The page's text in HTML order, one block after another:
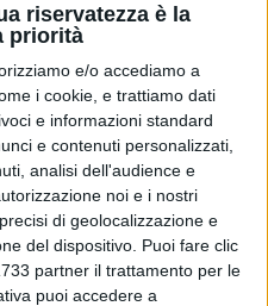
riservatezza è la
priorità
e/o accediamo a
i cookie, e trattiamo dati
e informazioni standard
e contenuti personalizzati,
analisi dell'audience e
noi e i nostri
di geolocalizzazione e
del dispositivo. Puoi fare clic
partner il trattamento per le
puoi accedere a
notturno sia stato
sanitaria, il Df Theatre di
in favore di tutti i